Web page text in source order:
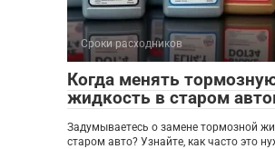
Сроки расходников
Когда менять
жидкость в старом
Задумываетесь о замене тормозной
старом авто? Узнайте, как часто это